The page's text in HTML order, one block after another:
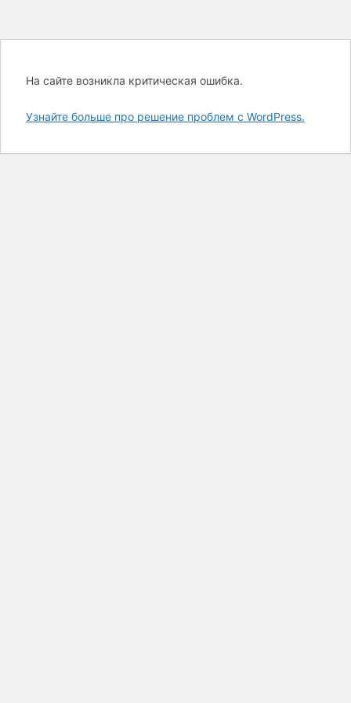
На сайте возникла критическая ошибка.
Узнайте больше про решение проблем с WordPress.